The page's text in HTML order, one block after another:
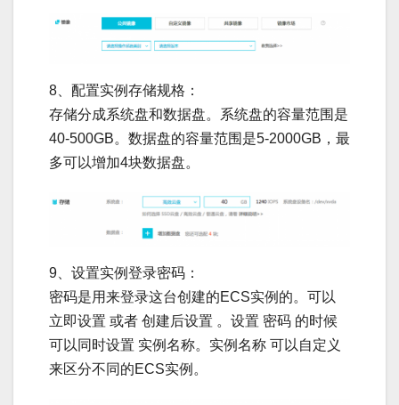
8、配置实例存储规格：
存储分成系统盘和数据盘。系统盘的容量范围是
40-500GB。数据盘的容量范围是5-2000GB，最
多可以增加4块数据盘。
9、设置实例登录密码：
密码是用来登录这台创建的ECS实例的。可以
立即设置 或者 创建后设置 。设置 密码 的时候
可以同时设置 实例名称。实例名称 可以自定义
来区分不同的ECS实例。